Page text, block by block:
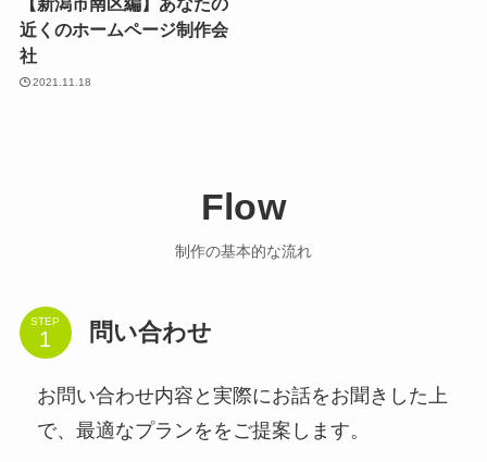
近くのホームページ制作会
社
2021.11.18
Flow
制作の基本的な流れ
STEP 問い合わせ
お問い合わせ内容と実際にお話をお聞きした上
で、最適なプランををご提案します。